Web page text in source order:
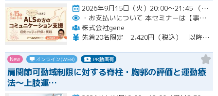
2026年9月15日（火）20:00～21:45 （受付開始時間 19:45）開催
・お支払いについて 本セミナーは【事前支払い（クレジットカード・銀行振込）】です。
株式会社gene
先着20名限定 2,420円（税込） 以降3,000円（税込） ※お支払い方法：クレジットカード・銀行振込 【キャンセルについて】 決済後はいかなる理由でも返金はいたしませんのでご了承ください。 受講料をお支払いいただいた方には、後日アーカイブの視聴URLをお送りいたします。
New オンライン(WEB) PR動画有
肩関節可動域制限に対する脊柱・胸郭の評価と運動療
法〜上肢運…